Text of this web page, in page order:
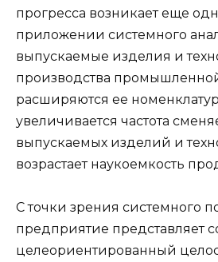
прогресса возникает еще
приложении системного
выпускаемые изделия и
производства
расширяются ее
увеличивается частота
выпускаемых изделий и
возрастает наукоемкость
С точки зрения системного
предприятие представляет
целеориентированный